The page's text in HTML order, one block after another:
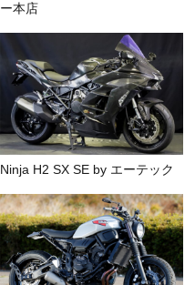
ー本店
Ninja H2 SX SE by エーテック